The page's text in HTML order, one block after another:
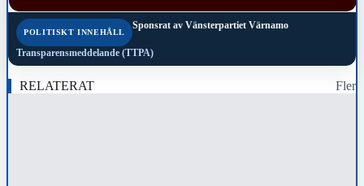
POLITISKT INNEHÅLL
Sponsrat av Vänsterpartiet Värnamo
Transparensmeddelande (TTPA)
RELATERAT Fler